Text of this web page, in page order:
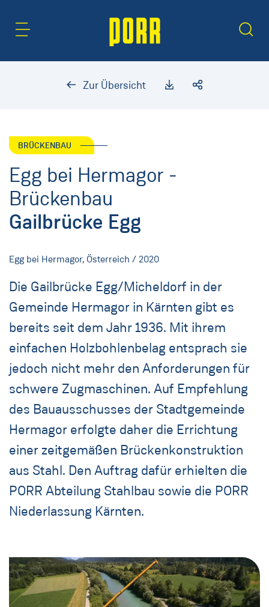
Zur Übersicht
BRÜCKENBAU
Egg bei Hermagor -
Brückenbau
Gailbrücke Egg
Egg bei Hermagor, Österreich / 2020
Die Gailbrücke Egg/Micheldorf in der
Gemeinde Hermagor in Kärnten gibt es
bereits seit dem Jahr 1936. Mit ihrem
einfachen Holzbohlenbelag entsprach sie
jedoch nicht mehr den Anforderungen für
schwere Zugmaschinen. Auf Empfehlung
des Bauausschusses der Stadtgemeinde
Hermagor erfolgte daher die Errichtung
einer zeitgemäßen Brückenkonstruktion
aus Stahl. Den Auftrag dafür erhielten die
PORR Abteilung Stahlbau sowie die PORR
Niederlassung Kärnten.